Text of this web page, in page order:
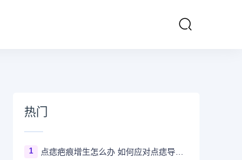
热门
1 点痣疤痕增生怎么办 如何应对点痣导致的疤痕增生